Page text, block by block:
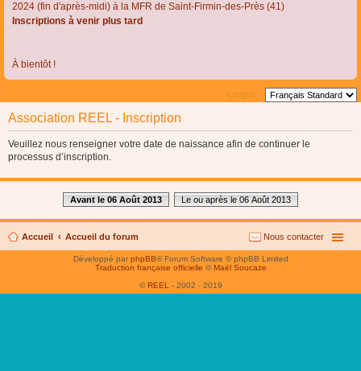
2024 (fin d'après-midi) à la MFR de Saint-Firmin-des-Près (41)
Inscriptions à venir plus tard
À bientôt !
Langue :
Association REEL - Inscription
Veuillez nous renseigner votre date de naissance afin de continuer le
processus d’inscription.
Avant le 06 Août 2013 Le ou après le 06 Août 2013
Accueil Accueil du forum Nous contacter
Développé parphpBB® Forum Software © phpBB Limited
Traduction française officielle © Maël Soucaze
© REEL - 2002 - 2019